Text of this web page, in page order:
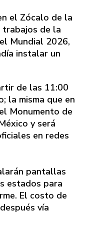
el Zócalo de la
trabajos de la
Mundial 2026,
instalar un
de las 11:00
la misma que en
Monumento de
y será
en redes
pantallas
estados para
El costo de
vía